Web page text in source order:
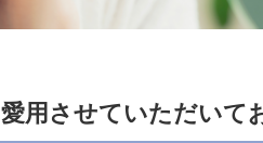
用させていただいて